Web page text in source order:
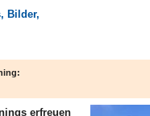
Bilder,
erfreuen